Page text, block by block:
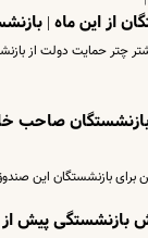
از این ماه |
چتر حمایت دولت از
| بازنشستگان
بازنشستگان این
بازنشستگی پیش